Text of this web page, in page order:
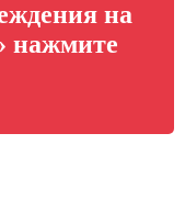
на
нажмите